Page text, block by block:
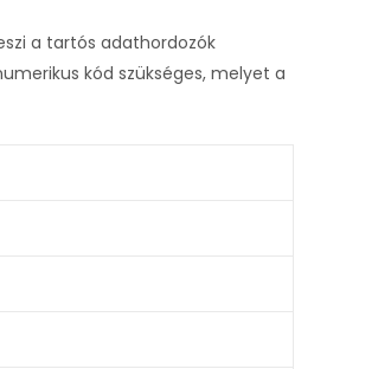
a tartós adathordozók
kód szükséges, melyet a